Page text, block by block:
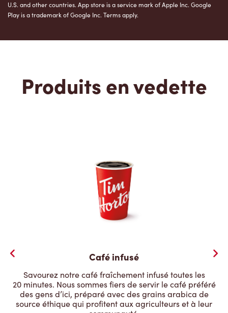
U.S. and other countries. App store is a service mark of Apple Inc. Google
Play is a trademark of Google Inc. Terms apply.
Produits en vedette
Café infusé
Savourez notre café fraîchement infusé toutes les
20 minutes. Nous sommes fiers de servir le café préféré
des gens d’ici, préparé avec des grains arabica de
source éthique qui profitent aux agriculteurs et à leur